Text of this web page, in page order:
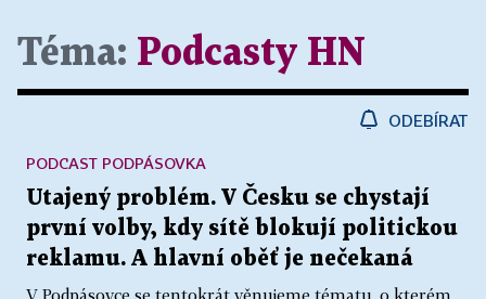
Téma: Podcasty HN
ODEBÍRAT
Utajený problém. V Česku se chystají
první volby, kdy sítě blokují politickou
reklamu. A hlavní oběť je nečekaná
V Podpásovce se tentokrát věnujeme tématu, o kterém
PODCAST PODPÁSOVKA